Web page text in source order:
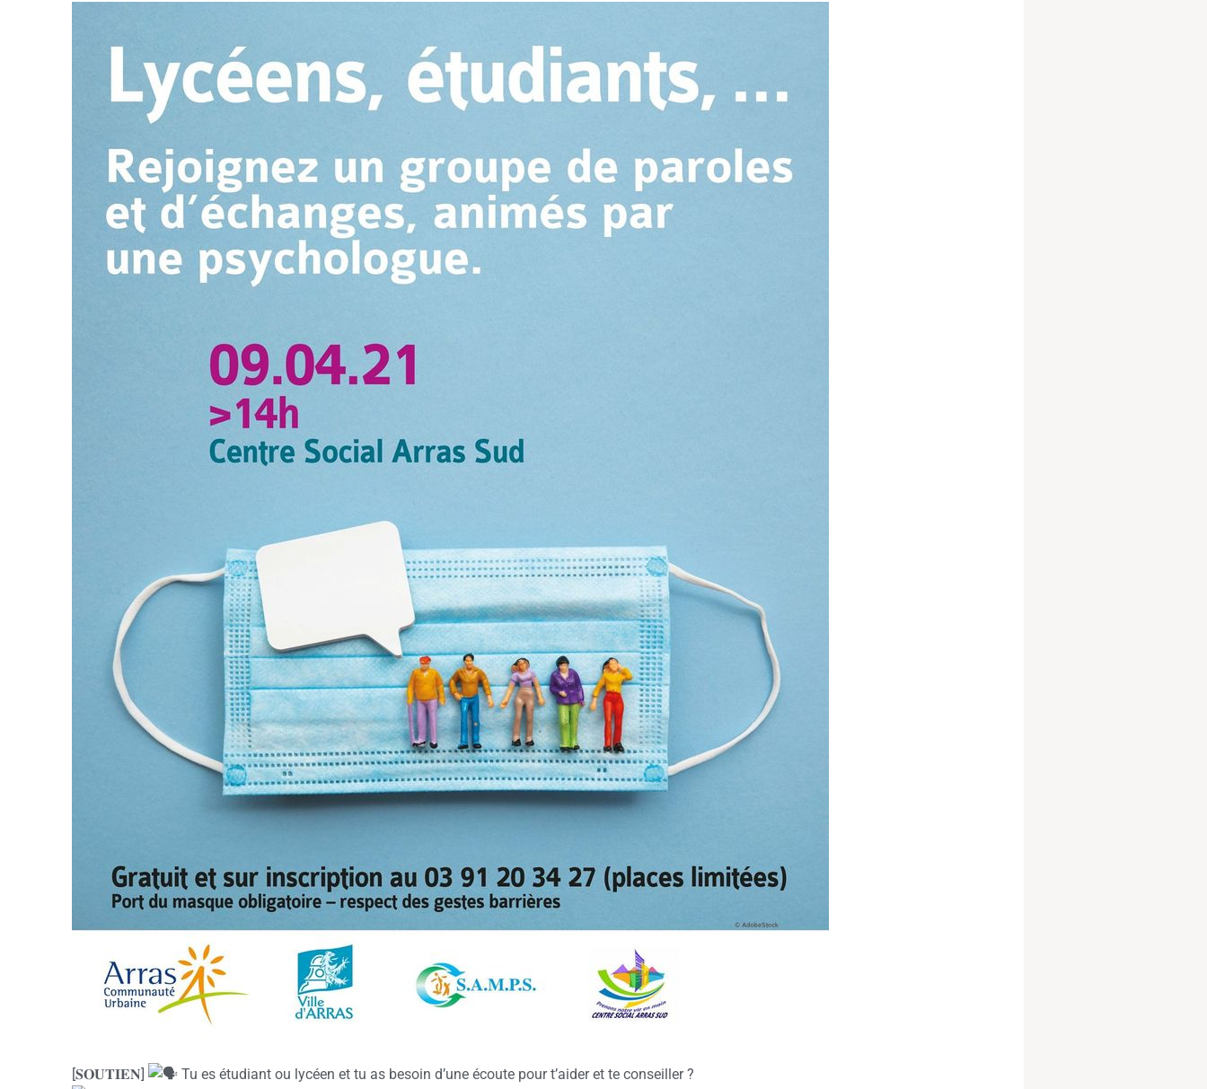
[𝐒𝐎𝐔𝐓𝐈𝐄𝐍]
Tu es étudiant ou lycéen et tu as besoin d’une écoute pour t’aider et te conseiller ?